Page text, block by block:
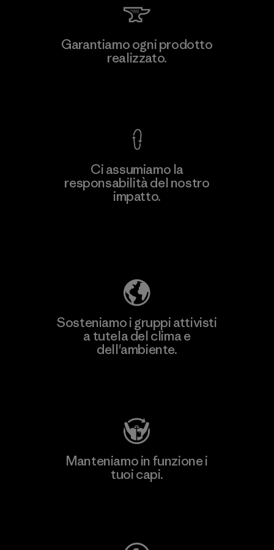
Scopri di più
Teijin Frontier Co., Ltd.
Garantiamo ogni prodotto
realizzato.
Ci assumiamo la
responsabilità del nostro
impatto.
Sosteniamo i gruppi attivisti
a tutela del clima e
dell'ambiente.
Manteniamo in funzione i
tuoi capi.